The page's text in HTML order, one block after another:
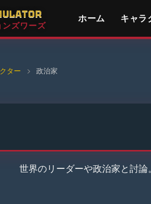
ズワーズ
ホーム キャラ
ター › 政治家
世界のリーダーや政治家と討